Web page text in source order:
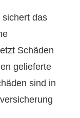
sichert das
Schäden
gelieferte
sind in